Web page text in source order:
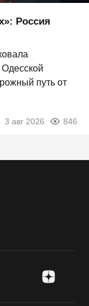
Россия
путь от
3 авг 2026 846